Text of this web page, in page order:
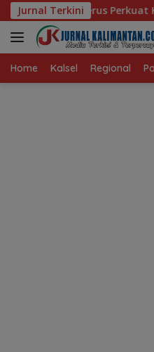
Langsung
ke
konten
Jurnal Terkini
Kebijakan
Home Kalsel Regional